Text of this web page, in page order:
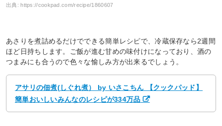
出典: https://cookpad.com/recipe/1860607
あさりを煮詰めるだけでできる簡単レシピで、冷蔵保存なら2週間
ほど日持ちします。ご飯が進む甘めの味付けになっており、酒の
つまみにも合うので色々な愉しみ方が出来るでしょう。
アサリの佃煮(しぐれ煮） by いさこちん 【クックパッド】
簡単おいしいみんなのレシピが334万品